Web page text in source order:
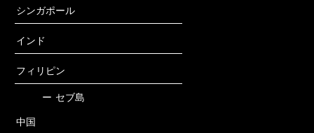
シンガポール
インド
フィリピン
ー セブ島
中国